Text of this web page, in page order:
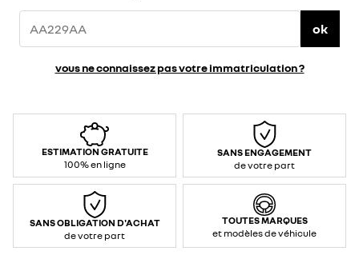
ok
vous ne connaissez pas votre immatriculation ?
ESTIMATION GRATUITE
100% en ligne
SANS ENGAGEMENT
de votre part
SANS OBLIGATION D'ACHAT
de votre part
TOUTES MARQUES
et modèles de véhicule